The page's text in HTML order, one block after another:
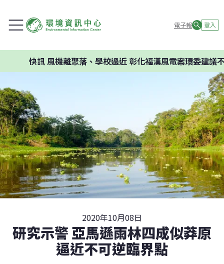
電子報 登入
風機離聚落、學校過近 彰化福漢風電案環委建議不應開發
2020年10月08日
研究示警 亞馬遜雨林四成似莽原
逼近不可逆臨界點